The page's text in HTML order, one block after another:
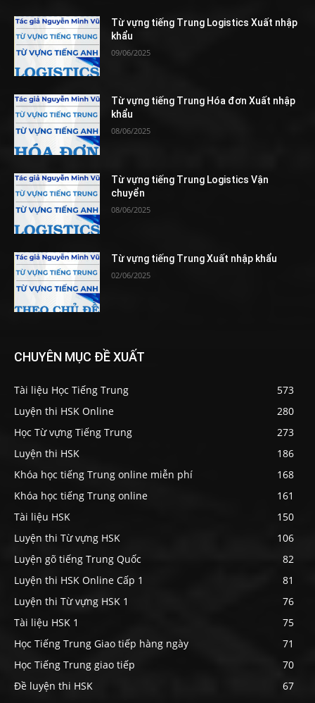
Từ vựng tiếng Trung Logistics Xuất nhập
khẩu
09/06/2025
Từ vựng tiếng Trung Hóa đơn Xuất nhập
khẩu
08/06/2025
Từ vựng tiếng Trung Logistics Vận
chuyển
08/06/2025
Từ vựng tiếng Trung Xuất nhập khẩu
02/06/2025
CHUYÊN MỤC ĐỀ XUẤT
Tài liệu Học Tiếng Trung
573
Luyện thi HSK Online
280
Học Từ vựng Tiếng Trung
273
Luyện thi HSK
186
Khóa học tiếng Trung online miễn phí
168
Khóa học tiếng Trung online
161
Tài liệu HSK
150
Luyện thi Từ vựng HSK
106
Luyện gõ tiếng Trung Quốc
82
Luyện thi HSK Online Cấp 1
81
Luyện thi Từ vựng HSK 1
76
Tài liệu HSK 1
75
Học Tiếng Trung Giao tiếp hàng ngày
71
Học Tiếng Trung giao tiếp
70
Đề luyện thi HSK
67